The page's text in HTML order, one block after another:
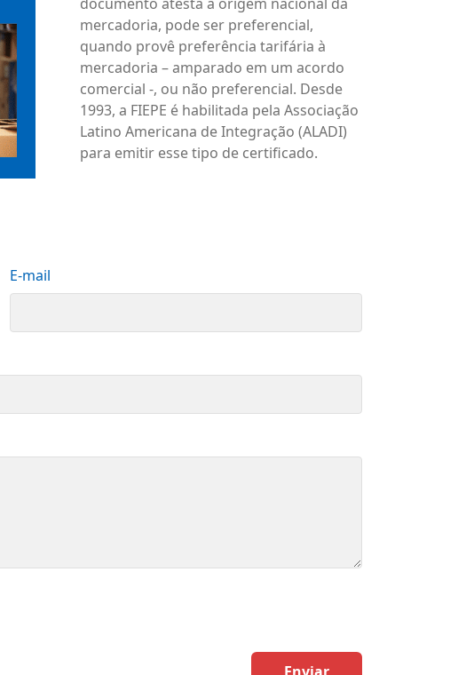
mercadoria, pode ser preferencial,
quando provê preferência tarifária à
mercadoria – amparado em um acordo
comercial -, ou não preferencial. Desde
1993, a FIEPE é habilitada pela Associação
Latino Americana de Integração (ALADI)
para emitir esse tipo de certificado.
E-mail